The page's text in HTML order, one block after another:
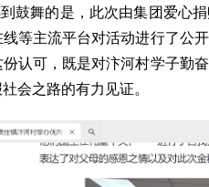
舞的是，此次由集团爱心捐
等主流平台对活动进行了公
认可，既是对汴河村学子勤
会之路的有力见证。